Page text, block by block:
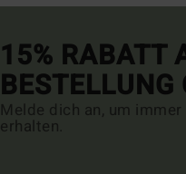
15% RABATT
Melde dich an, um
erhalten.